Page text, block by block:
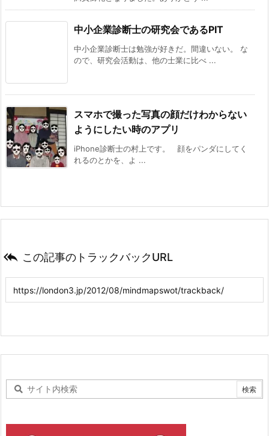
中小企業診断士の研究会であるPIT
中小企業診断士は勉強が好きだ。間違いない。 な
ので、研究会活動は、他の士業に比べ ...
スマホで撮った写真の顔だけわからない
ようにしたい時のアプリ
iPhone診断士の村上です。 顔をパンダにしてく
れるのとかを、よ ...
 この記事のトラックバックURL